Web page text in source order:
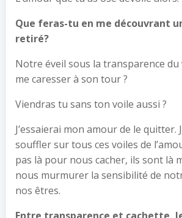
Que feras-tu en me découvrant
retiré?
Notre éveil sous la transparence du
me caresser à son tour ?
Viendras tu sans ton voile aussi ?
J’essaierai mon amour de le quitter.
souffler sur tous ces voiles de
pas là pour nous cacher, ils sont là
nous murmurer la sensibilité de
nos êtres.